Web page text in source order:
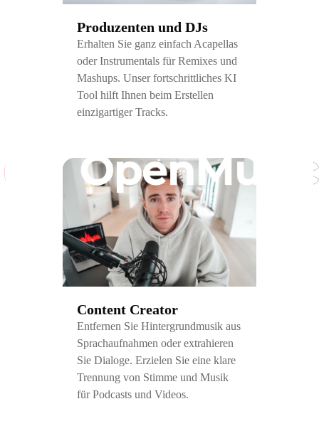
Produzenten und DJs
Erhalten Sie ganz einfach Acapellas
oder Instrumentals für Remixes und
Mashups. Unser fortschrittliches KI
Tool hilft Ihnen beim Erstellen
einzigartiger Tracks.
Content Creator
Entfernen Sie Hintergrundmusik aus
Sprachaufnahmen oder extrahieren
Sie Dialoge. Erzielen Sie eine klare
Trennung von Stimme und Musik
für Podcasts und Videos.